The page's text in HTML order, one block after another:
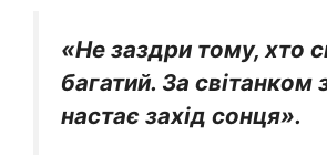
«Не заздри тому, хто
багатий. За світанком
настає захід сонця».